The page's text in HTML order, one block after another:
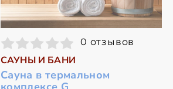
0 отзывов
САУНЫ И БАНИ
Сауна в термальном